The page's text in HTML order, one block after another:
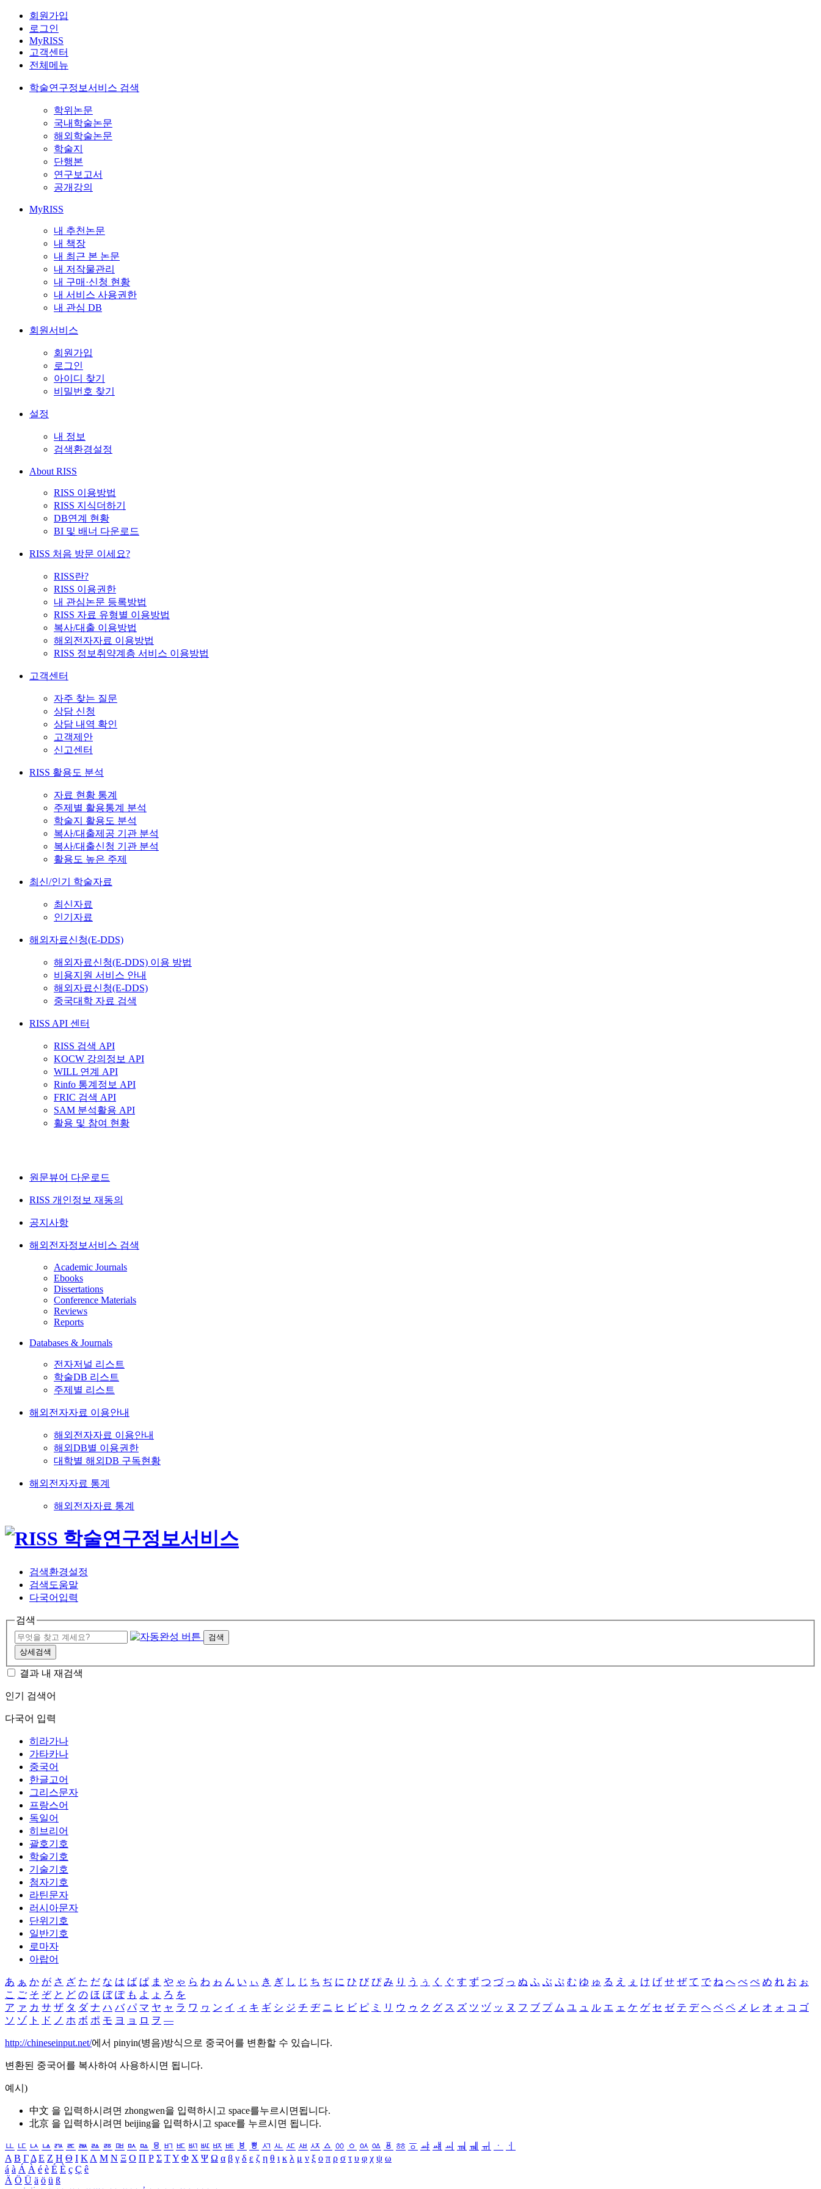
회원가입
로그인
MyRISS
고객센터
전체메뉴
학술연구정보서비스 검색
학위논문
국내학술논문
해외학술논문
학술지
단행본
연구보고서
공개강의
MyRISS
내 추천논문
내 책장
내 최근 본 논문
내 저작물관리
내 구매·신청 현황
내 서비스 사용권한
내 관심 DB
회원서비스
회원가입
로그인
아이디 찾기
비밀번호 찾기
설정
내 정보
검색환경설정
About RISS
RISS 이용방법
RISS 지식더하기
DB연계 현황
BI 및 배너 다운로드
RISS 처음 방문 이세요?
RISS란?
RISS 이용권한
내 관심논문 등록방법
RISS 자료 유형별 이용방법
복사/대출 이용방법
해외전자자료 이용방법
RISS 정보취약계층 서비스 이용방법
고객센터
자주 찾는 질문
상담 신청
상담 내역 확인
고객제안
신고센터
RISS 활용도 분석
자료 현황 통계
주제별 활용통계 분석
학술지 활용도 분석
복사/대출제공 기관 분석
복사/대출신청 기관 분석
활용도 높은 주제
최신/인기 학술자료
최신자료
인기자료
해외자료신청(E-DDS)
해외자료신청(E-DDS) 이용 방법
비용지원 서비스 안내
해외자료신청(E-DDS)
중국대학 자료 검색
RISS API 센터
RISS 검색 API
KOCW 강의정보 API
WILL 연계 API
Rinfo 통계정보 API
FRIC 검색 API
SAM 분석활용 API
활용 및 참여 현황
원문뷰어 다운로드
RISS 개인정보 재동의
공지사항
해외전자정보서비스 검색
Academic Journals
Ebooks
Dissertations
Conference Materials
Reviews
Reports
Databases & Journals
전자저널 리스트
학술DB 리스트
주제별 리스트
해외전자자료 이용안내
해외전자자료 이용안내
해외DB별 이용권한
대학별 해외DB 구독현황
해외전자자료 통계
해외전자자료 통계
검색환경설정
검색도움말
다국어입력
검색
검색
상세검색
결과 내 재검색
인기 검색어
다국어 입력
히라가나
가타카나
중국어
한글고어
그리스문자
프랑스어
독일어
히브리어
괄호기호
학술기호
기술기호
첨자기호
라틴문자
러시아문자
단위기호
일반기호
로마자
아랍어
あ ぁ か が さ ざ た だ な は ば ぱ ま や ゃ ら わ ゎ ん い ぃ き ぎ し じ ち ぢ に ひ び ぴ み り う ぅ く ぐ す ず つ づ っ ぬ ふ ぶ ぷ む ゆ ゅ る え ぇ け げ せ ぜ て で ね へ べ ぺ め れ お ぉ
こ ご そ ぞ と ど の ほ ぼ ぽ も よ ょ ろ を
ア ァ カ サ ザ タ ダ ナ ハ バ パ マ ヤ ャ ラ ワ ヮ ン イ ィ キ ギ シ ジ チ ヂ ニ ヒ ビ ピ ミ リ ウ ゥ ク グ ス ズ ツ ヅ ッ ヌ フ ブ プ ム ユ ュ ル エ ェ ケ ゲ セ ゼ テ デ ヘ ベ ペ メ レ オ ォ コ ゴ
ソ ゾ ト ド ノ ホ ボ ポ モ ヨ ョ ロ ヲ ―
http://chineseinput.net/에서 pinyin(병음)방식으로 중국어를 변환할 수 있습니다.
변환된 중국어를 복사하여 사용하시면 됩니다.
예시)
中文 을 입력하시려면 zhongwen을 입력하시고 space를누르시면됩니다.
北京 을 입력하시려면 beijing을 입력하시고 space를 누르시면 됩니다.
ㅥ ㅦ ㅧ ㅨ ㅩ ㅪ ㅫ ㅬ ㅭ ㅮ ㅯ ㅰ ㅱ ㅲ ㅳ ㅴ ㅵ ㅶ ㅷ ㅸ ㅹ ㅺ ㅻ ㅼ ㅽ ㅾ ㅿ ㆀ ㆁ ㆂ ㆃ ㆄ ㆅ ㆆ ㆇ ㆈ ㆉ ㆊ ㆋ ㆌ ㆍ
ㆎ
Α Β ΓΔ Ε Ζ Η Θ Ι ΚΛ Μ Ν Ξ Ο Π Ρ Σ ΤΥ Φ Χ Ψ Ω α β γ δ ε ζ η θ ι κ λ μ ν ξ ο π ρ σ τ υ φ χ ψ ω
á à Á À é è É È ç Ç ê
Ä Ö Ü ä ö ü ß